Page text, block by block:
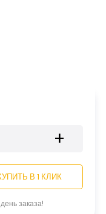
+
В 1 КЛИК
заказа!